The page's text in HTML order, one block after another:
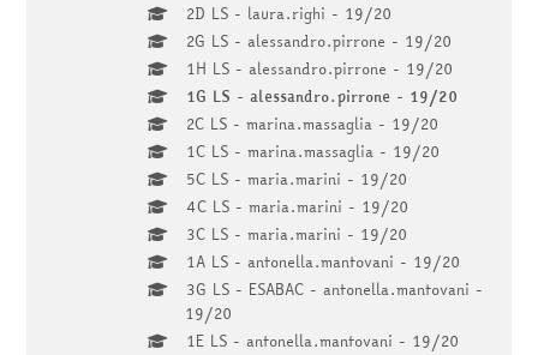
2D LS - laura.righi - 19/20
2G LS - alessandro.pirrone - 19/20
1H LS - alessandro.pirrone - 19/20
1G LS - alessandro.pirrone - 19/20
2C LS - marina.massaglia - 19/20
1C LS - marina.massaglia - 19/20
5C LS - maria.marini - 19/20
4C LS - maria.marini - 19/20
3C LS - maria.marini - 19/20
1A LS - antonella.mantovani - 19/20
3G LS - ESABAC - antonella.mantovani -
19/20
1E LS - antonella.mantovani - 19/20